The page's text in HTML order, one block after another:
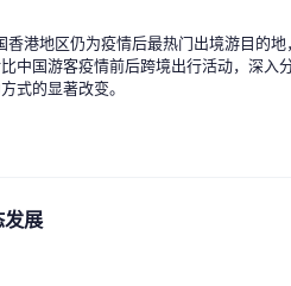
港地区仍为疫情后最热门出境游目的
中国游客疫情前后跨境出行活动，深入
式的显著改变。
发展